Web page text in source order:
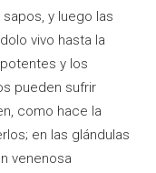
y luego las
vivo hasta la
y los
pueden sufrir
como hace la
en las glándulas
venenosa